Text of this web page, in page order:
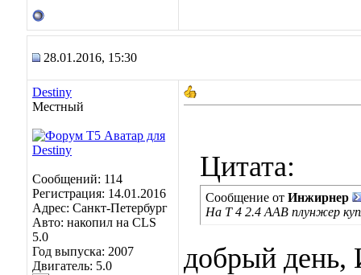
28.01.2016, 15:30
Destiny
Местный
Сообщений: 114
Регистрация: 14.01.2016
Адрес: Санкт-Петербург
Авто: накопил на CLS
5.0
Год выпуска: 2007
Двигатель: 5.0
Цитата:
Сообщение от Инжирнер
На Т 4 2.4 ААВ плунжер
добрый